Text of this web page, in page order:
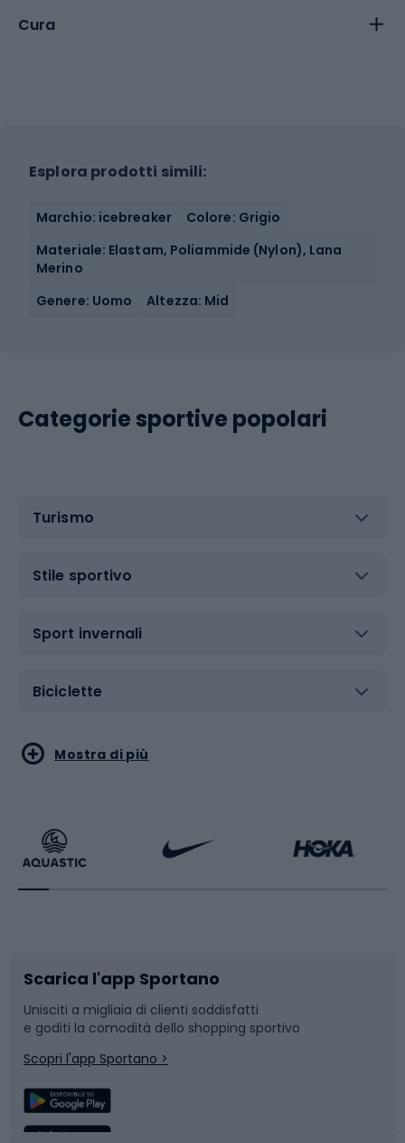
Cura
Esplora prodotti simili:
Marchio: icebreaker
Colore: Grigio
Materiale: Elastam, Poliammide (Nylon), Lana
Merino
Genere: Uomo
Altezza: Mid
Categorie sportive popolari
Turismo
Stile sportivo
Sport invernali
Biciclette
Sport acquatici
Bikepacking
Bushcraft
Corsa
Sport di squadra
Sport di arti marziali
Sport con le racchette
Slitte e slittini
Snowboard
Camminata nordica
Mostra di più
Scarica l'app Sportano
Unisciti a migliaia di clienti soddisfatti
e goditi la comodità dello shopping sportivo
Scopri l'app Sportano >